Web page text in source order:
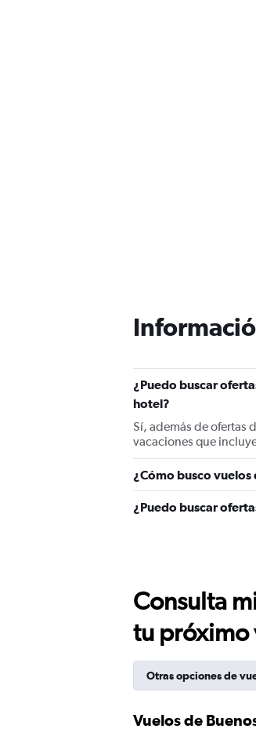
¿Puedo buscar
hotel?
Sí, además de ofertas
vacaciones que
¿Cómo busco
¿Puedo buscar
Consulta
tu próximo
Otras opciones de
Vuelos de